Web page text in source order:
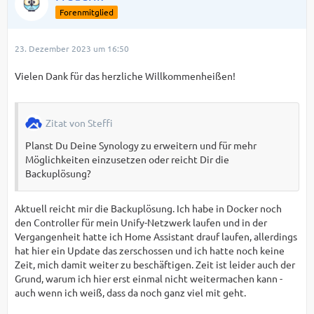
Forenmitglied
23. Dezember 2023 um 16:50
Vielen Dank für das herzliche Willkommenheißen!
Zitat von Steffi
Planst Du Deine Synology zu erweitern und für mehr
Möglichkeiten einzusetzen oder reicht Dir die
Backuplösung?
Aktuell reicht mir die Backuplösung. Ich habe in Docker noch
den Controller für mein Unify-Netzwerk laufen und in der
Vergangenheit hatte ich Home Assistant drauf laufen, allerdings
hat hier ein Update das zerschossen und ich hatte noch keine
Zeit, mich damit weiter zu beschäftigen. Zeit ist leider auch der
Grund, warum ich hier erst einmal nicht weitermachen kann -
auch wenn ich weiß, dass da noch ganz viel mit geht.